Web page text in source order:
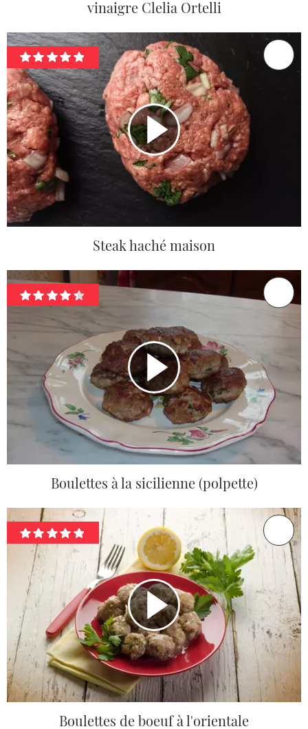
vinaigre Clelia Ortelli
Steak haché maison
Boulettes à la sicilienne (polpette)
Boulettes de boeuf à l'orientale